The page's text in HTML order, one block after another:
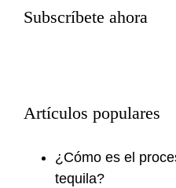
Subscríbete ahora
Artículos populares
¿Cómo es el
tequila?